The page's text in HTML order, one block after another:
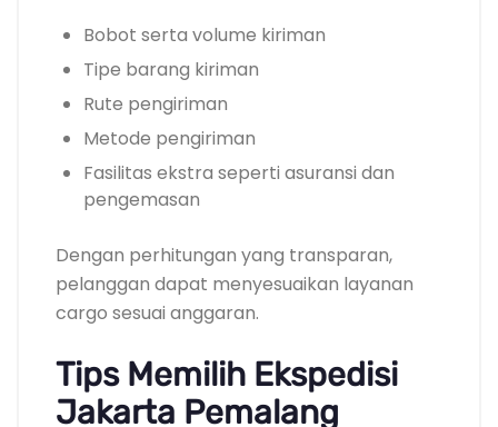
Bobot serta volume kiriman
Tipe barang kiriman
Rute pengiriman
Metode pengiriman
Fasilitas ekstra seperti asuransi dan
pengemasan
Dengan perhitungan yang transparan,
pelanggan dapat menyesuaikan layanan
cargo sesuai anggaran.
Tips Memilih Ekspedisi
Jakarta Pemalang